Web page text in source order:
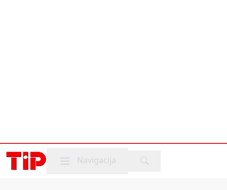
Mobile menu
Navigacija